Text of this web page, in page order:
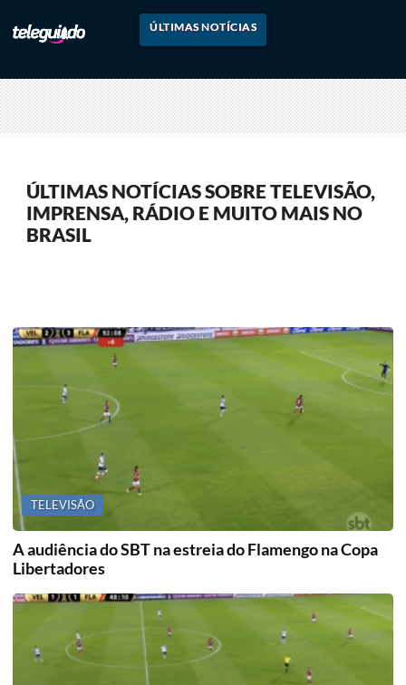
ÚLTIMAS NOTÍCIAS
ÚLTIMAS NOTÍCIAS SOBRE TELEVISÃO,
IMPRENSA, RÁDIO E MUITO MAIS NO
BRASIL
TELEVISÃO
A audiência do SBT na estreia do Flamengo na Copa
Libertadores